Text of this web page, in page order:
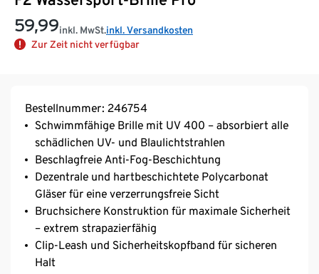
59,99inkl. MwSt.inkl. Versandkosten
Zur Zeit nicht verfügbar
Bestellnummer: 246754
Schwimmfähige Brille mit UV 400 – absorbiert alle
schädlichen UV- und Blaulichtstrahlen
Beschlagfreie Anti-Fog-Beschichtung
Dezentrale und hartbeschichtete Polycarbonat
Gläser für eine verzerrungsfreie Sicht
Bruchsichere Konstruktion für maximale Sicherheit
– extrem strapazierfähig
Clip-Leash und Sicherheitskopfband für sicheren
Halt